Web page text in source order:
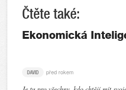
Čtěte také:
Ekonomická
DAVID před rokem